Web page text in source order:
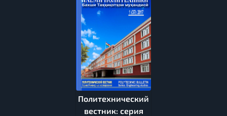
Политехнический
вестник: серия